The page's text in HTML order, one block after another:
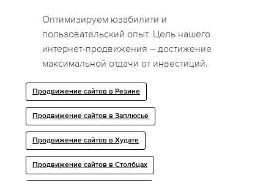
Оптимизируем юзабилити и
пользовательский опыт. Цель нашего
интернет-продвижения – достижение
максимальной отдачи от инвестиций.
Продвижение сайтов в Резине
Продвижение сайтов в Заплюсье
Продвижение сайтов в Худате
Продвижение сайтов в Столбцах